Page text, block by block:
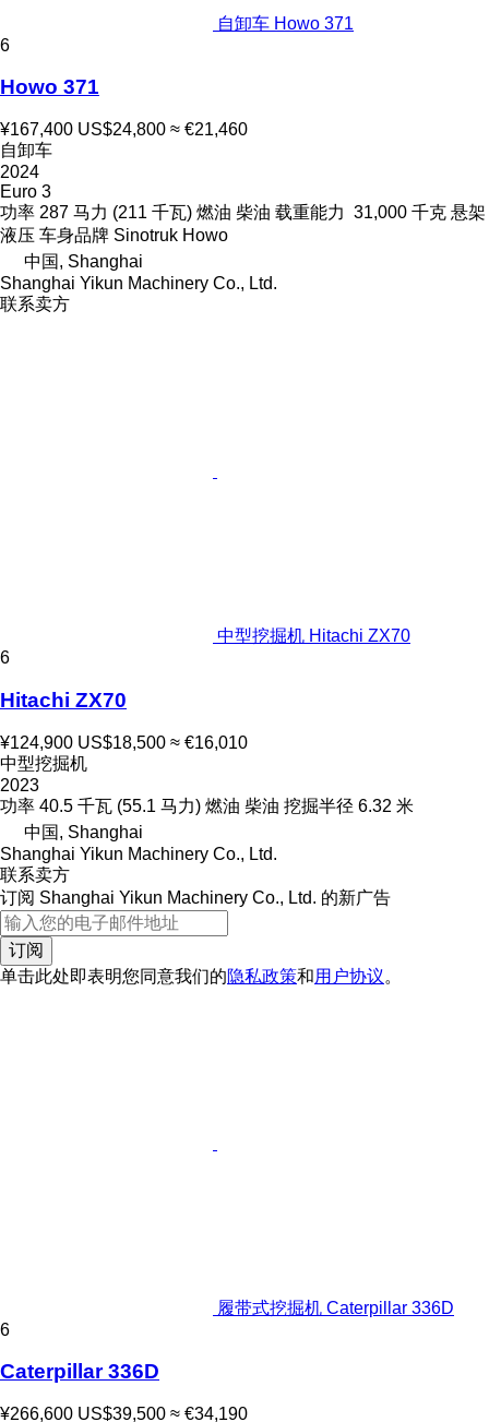
自卸车 Howo 371
6
Howo 371
¥167,400 US$24,800 ≈ €21,460
自卸车
2024
Euro 3
功率 287 马力 (211 千瓦) 燃油 柴油 载重能力 31,000 千克 悬架
液压 车身品牌 Sinotruk Howo
中国, Shanghai
Shanghai Yikun Machinery Co., Ltd.
联系卖方
中型挖掘机 Hitachi ZX70
6
Hitachi ZX70
¥124,900 US$18,500 ≈ €16,010
中型挖掘机
2023
功率 40.5 千瓦 (55.1 马力) 燃油 柴油 挖掘半径 6.32 米
中国, Shanghai
Shanghai Yikun Machinery Co., Ltd.
联系卖方
订阅 Shanghai Yikun Machinery Co., Ltd. 的新广告
订阅
单击此处即表明您同意我们的隐私政策和用户协议。
履带式挖掘机 Caterpillar 336D
6
Caterpillar 336D
¥266,600 US$39,500 ≈ €34,190